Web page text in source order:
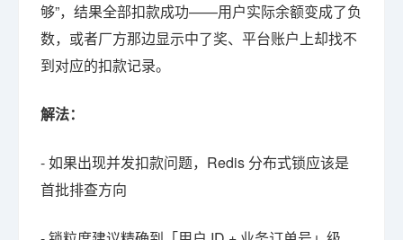
够”，结果全部扣款成功——用户实际余额变成了负
数，或者厂方那边显示中了奖、平台账户上却找不
到对应的扣款记录。
解法：
- 如果出现并发扣款问题，Redis 分布式锁应该是
首批排查方向